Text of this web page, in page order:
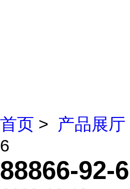
首页 > 产品展厅
6
88866-92-6